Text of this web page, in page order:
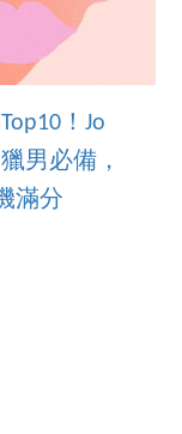
！Jo
男必備，
滿分